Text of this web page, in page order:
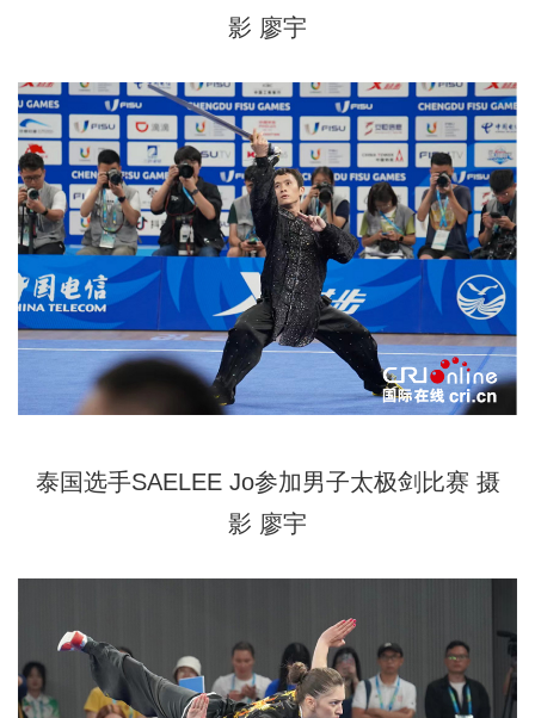
影 廖宇
泰国选手SAELEE Jo参加男子太极剑比赛 摄
影 廖宇